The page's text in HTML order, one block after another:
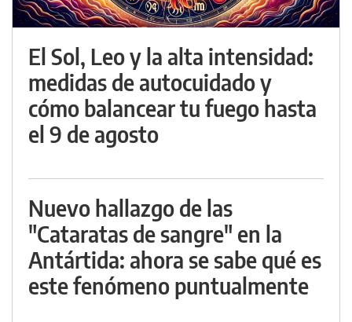
El Sol, Leo y la alta intensidad:
medidas de autocuidado y
cómo balancear tu fuego hasta
el 9 de agosto
Nuevo hallazgo de las
"Cataratas de sangre" en la
Antártida: ahora se sabe qué es
este fenómeno puntualmente